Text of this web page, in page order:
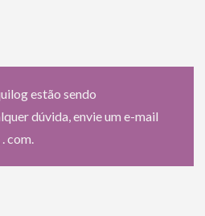
estão sendo
dúvida, envie um e-mail
com.